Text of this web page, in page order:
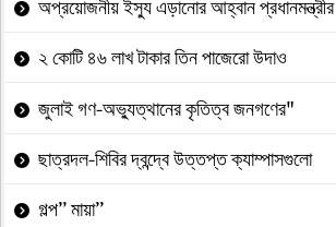
অপ্রয়োজনীয় ইস্যু এড়ানোর আহ্বান প্রধানমন্ত্রীর
২ কোটি ৪৬ লাখ টাকার তিন পাজেরো উদাও
জুলাই গণ-অভ্যুত্থানের কৃতিত্ব জনগণের"
ছাত্রদল-শিবির দ্বন্দ্বে উত্তপ্ত ক্যাম্পাসগুলো
গল্প” মায়া”